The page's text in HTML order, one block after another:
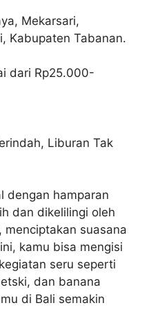
Mekarsari,
Kabupaten Tabanan.
dari Rp25.000-
dengan hamparan
dan dikelilingi oleh
suasana
kamu bisa mengisi
seru seperti
dan banana
di Bali semakin